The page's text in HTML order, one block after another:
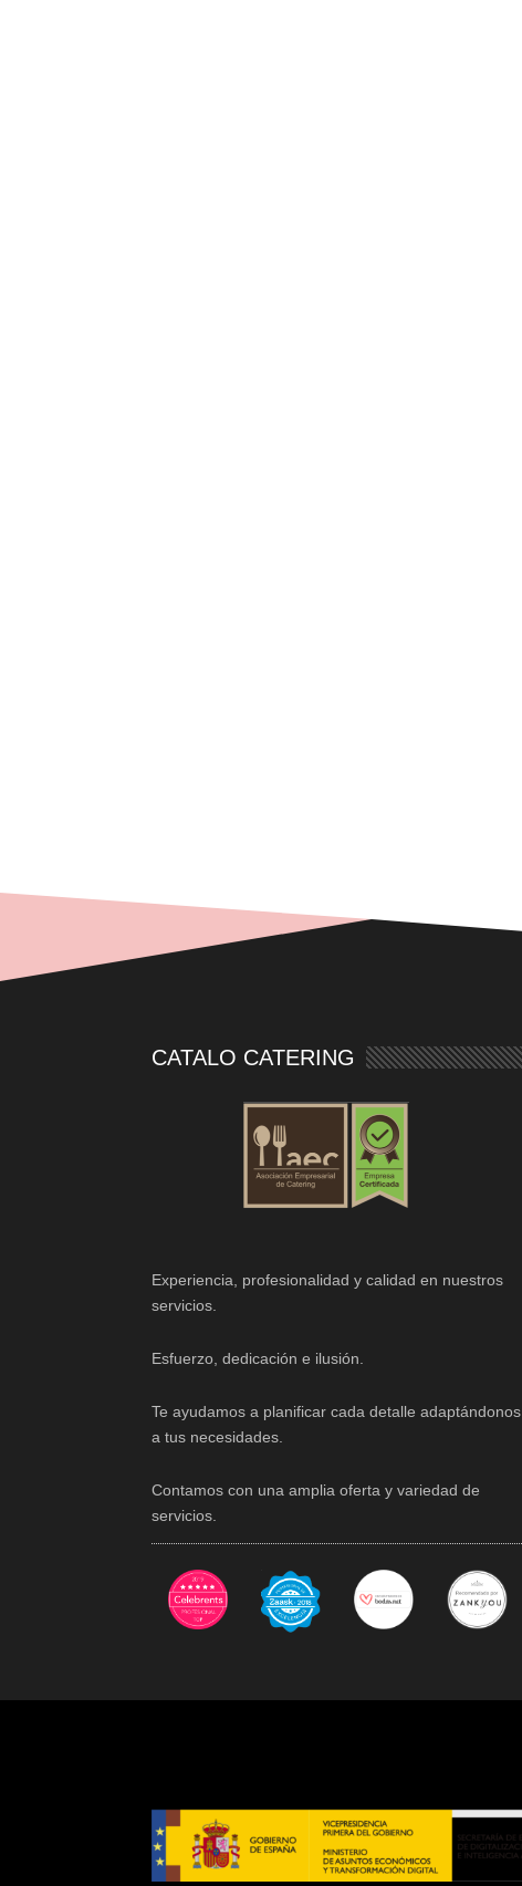
CATALO CATERING
Experiencia, profesionalidad y calidad en nuestros
servicios.
Esfuerzo, dedicación e ilusión.
Te ayudamos a planificar cada detalle adaptándonos
a tus necesidades.
Contamos con una amplia oferta y variedad de
servicios.